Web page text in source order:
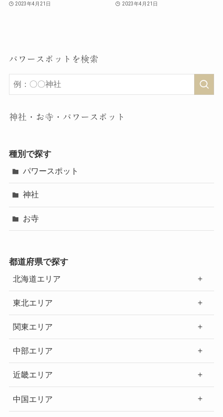
2023年4月21日 2023年4月21日
パワースポットを検索
神社・お寺・パワースポット
種別で探す
パワースポット
神社
お寺
都道府県で探す
北海道エリア
東北エリア
関東エリア
中部エリア
近畿エリア
中国エリア